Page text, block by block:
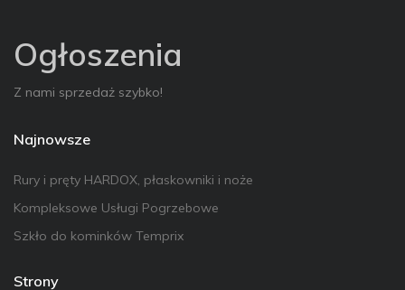
Ogłoszenia
Z nami sprzedaż szybko!
Najnowsze
Rury i pręty HARDOX, płaskowniki i noże
Kompleksowe Usługi Pogrzebowe
Szkło do kominków Temprix
Strony